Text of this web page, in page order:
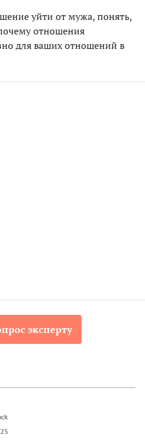
уйти от мужа, понять,
отношения
для ваших отношений в
эксперту